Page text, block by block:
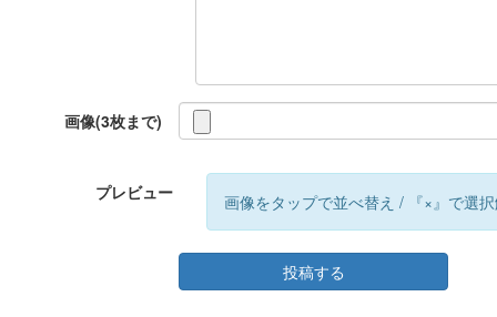
画像(3枚まで)
プレビュー 画像をタップで並べ替え / 『×』で選
投稿する